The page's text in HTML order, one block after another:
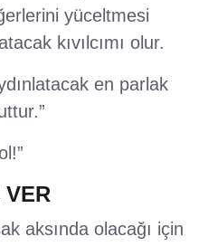
yüceltmesi
kıvılcımı olur.
en parlak
VER
aksında olacağı için